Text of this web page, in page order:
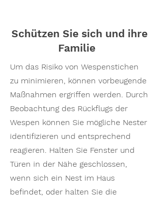
Schützen Sie sich und ihre
Familie
Um das Risiko von Wespenstichen
zu minimieren, können vorbeugende
Maßnahmen ergriffen werden. Durch
Beobachtung des Rückflugs der
Wespen können Sie mögliche Nester
identifizieren und entsprechend
reagieren. Halten Sie Fenster und
Türen in der Nähe geschlossen,
wenn sich ein Nest im Haus
befindet, oder halten Sie die